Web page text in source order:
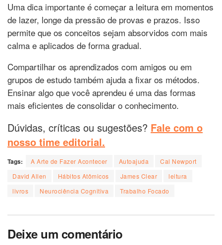
Uma dica importante é começar a leitura em momentos
de lazer, longe da pressão de provas e prazos. Isso
permite que os conceitos sejam absorvidos com mais
calma e aplicados de forma gradual.
Compartilhar os aprendizados com amigos ou em
grupos de estudo também ajuda a fixar os métodos.
Ensinar algo que você aprendeu é uma das formas
mais eficientes de consolidar o conhecimento.
Dúvidas, críticas ou sugestões? Fale com o
nosso time editorial.
Tags: A Arte de Fazer Acontecer Autoajuda
Cal Newport
David Allen
Hábitos Atômicos James Clear
leitura
livros
Neurociência Cognitiva Trabalho Focado
Deixe um comentário